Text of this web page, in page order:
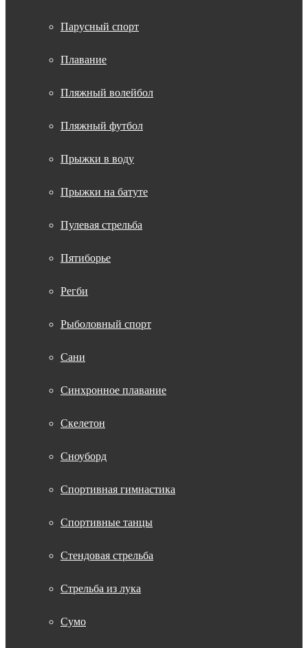
Парусный спорт
Плавание
Пляжный волейбол
Пляжный футбол
Прыжки в воду
Прыжки на батуте
Пулевая стрельба
Пятиборье
Регби
Рыболовный спорт
Сани
Синхронное плавание
Скелетон
Сноуборд
Спортивная гимнастика
Спортивные танцы
Стендовая стрельба
Стрельба из лука
Сумо